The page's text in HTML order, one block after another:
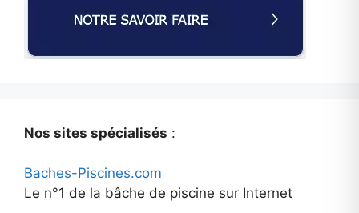
Nos sites spécialisés :
Baches-Piscines.com
Le n°1 de la bâche de piscine sur Internet